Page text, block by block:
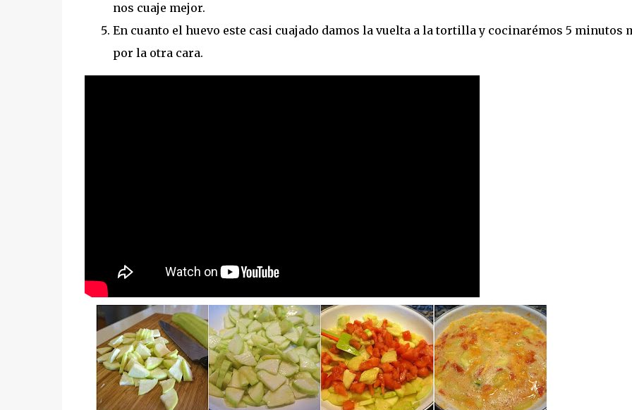
nos cuaje mejor.
En cuanto el huevo este casi cuajado damos la vuelta a la tortilla y cocinarémos 5 minutos
por la otra cara.